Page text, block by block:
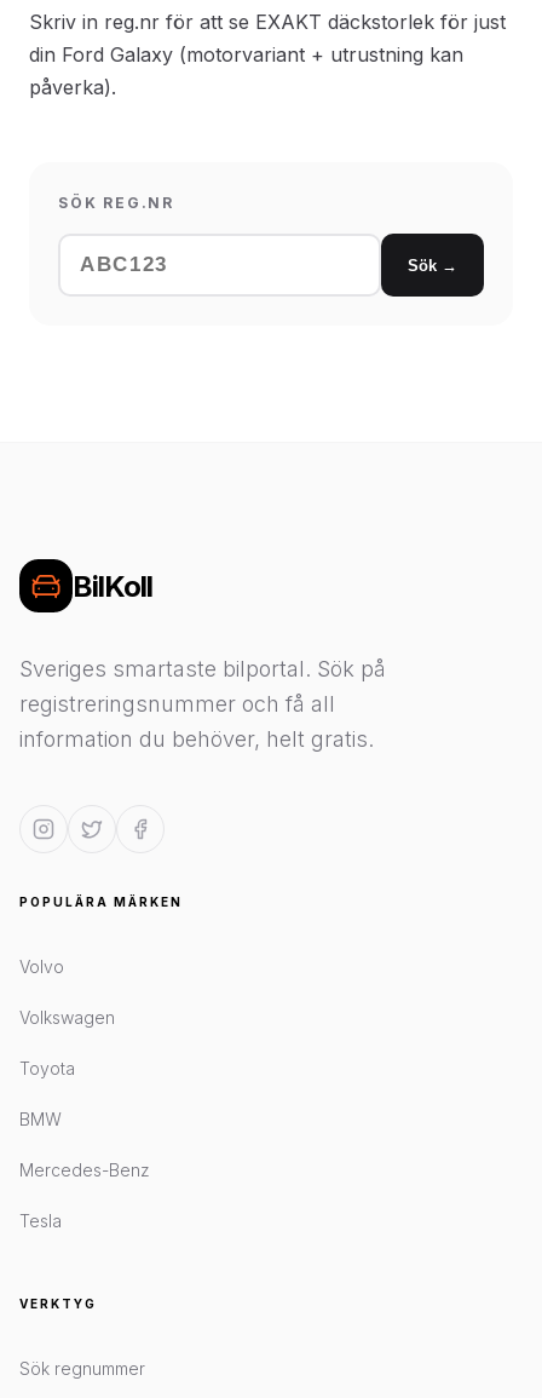
Skriv in reg.nr för att se EXAKT däckstorlek för just
din Ford Galaxy (motorvariant + utrustning kan
påverka).
SÖK REG.NR
Sök →
BilKoll
Sveriges smartaste bilportal. Sök på
registreringsnummer och få all
information du behöver, helt gratis.
POPULÄRA MÄRKEN
Volvo
Volkswagen
Toyota
BMW
Mercedes-Benz
Tesla
VERKTYG
Sök regnummer